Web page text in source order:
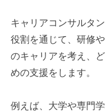
キャリアコンサルタ
役割を通じて、研修
のキャリアを考え、
めの支援をします。
例えば、大学や専門